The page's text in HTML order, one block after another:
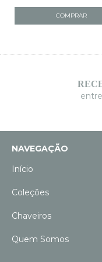
NAVEGAÇÃO
Início
Coleções
Chaveiros
Quem Somos